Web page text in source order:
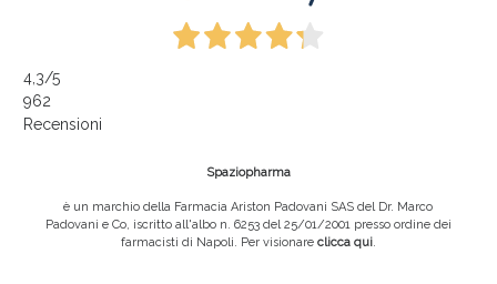
4,3/5
962
Recensioni
Spaziopharma
è un marchio della Farmacia Ariston Padovani SAS del Dr. Marco
Padovani e Co, iscritto all'albo n. 6253 del 25/01/2001 presso ordine dei
farmacisti di Napoli. Per visionare clicca qui.